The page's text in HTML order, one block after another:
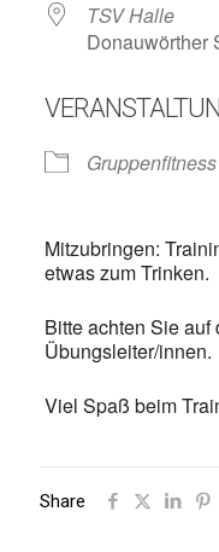
TSV Halle
Donauwörther
Gruppenfitness
Mitzubringen:
etwas zum Trinken.
Bitte achten Sie
Übungsleiter/innen.
Viel Spaß beim
Share